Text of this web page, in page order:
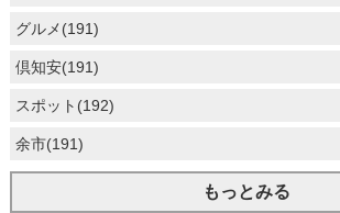
グルメ(191)
倶知安(191)
スポット(192)
余市(191)
もっとみる